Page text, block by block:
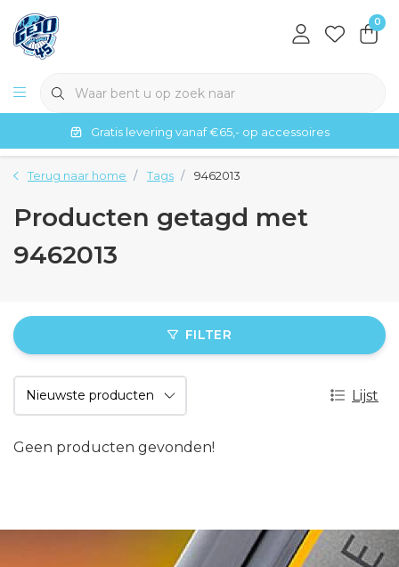
0
Gratis levering vanaf €65,- op accessoires
Terug naar home Tags 9462013
Producten getagd met
9462013
FILTER
Lijst
Geen producten gevonden!